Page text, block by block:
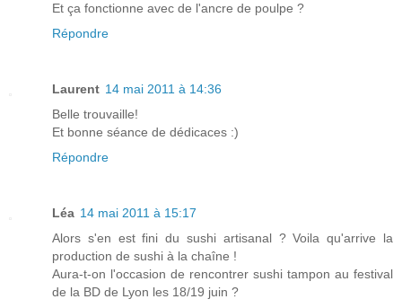
Et ça fonctionne avec de l'ancre de poulpe ?
Répondre
Laurent 14 mai 2011 à 14:36
Belle trouvaille!
Et bonne séance de dédicaces :)
Répondre
Léa 14 mai 2011 à 15:17
Alors s'en est fini du sushi artisanal ? Voila qu'arrive la
production de sushi à la chaîne !
Aura-t-on l'occasion de rencontrer sushi tampon au festival
de la BD de Lyon les 18/19 juin ?